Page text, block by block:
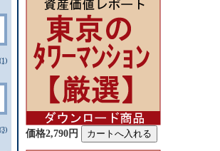
価格2,790円